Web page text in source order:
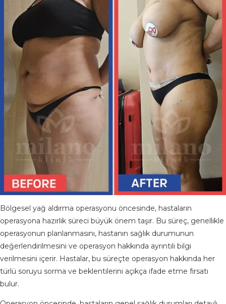
ENGLISH(İNGILIZCE
ALMANCA
ITALIANO(İTALYANCA
FRANÇAIS( FRANSIZCA
ESPAÑOL
İSPANYOLCA
RUSÇA
X
Bölgesel yağ aldırma operasyonu öncesinde, hastaların
operasyona hazırlık süreci büyük önem taşır. Bu süreç, genellikle
operasyonun planlanmasını, hastanın sağlık durumunun
değerlendirilmesini ve operasyon hakkında ayrıntılı bilgi
verilmesini içerir. Hastalar, bu süreçte operasyon hakkında her
türlü soruyu sorma ve beklentilerini açıkça ifade etme fırsatı
bulur.